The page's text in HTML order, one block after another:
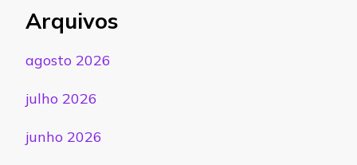
Arquivos
agosto 2026
julho 2026
junho 2026